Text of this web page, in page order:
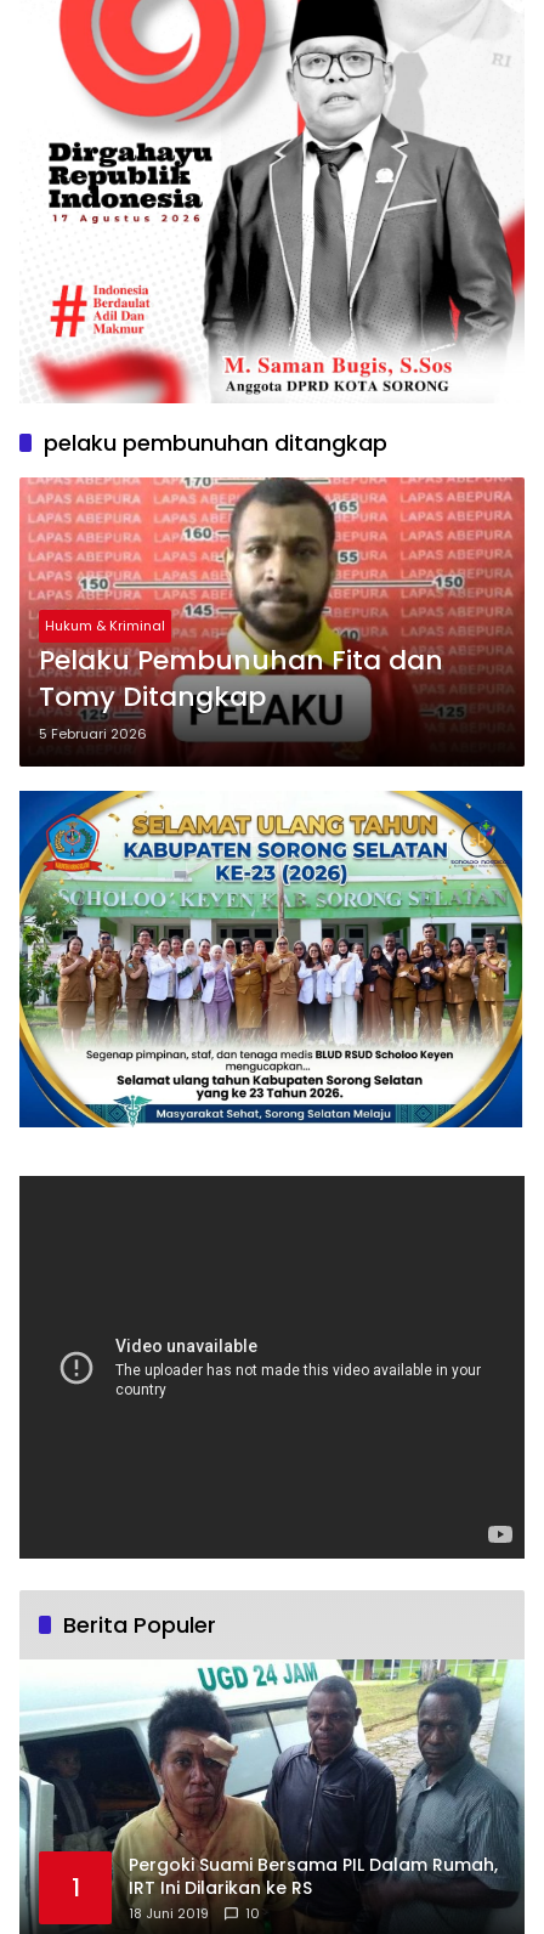
pelaku pembunuhan ditangkap
Hukum & Kriminal
Pelaku Pembunuhan Fita dan
Tomy Ditangkap
5 Februari 2026
Berita Populer
1
Pergoki Suami Bersama PIL Dalam Rumah,
IRT Ini Dilarikan ke RS
18 Juni 2019 10